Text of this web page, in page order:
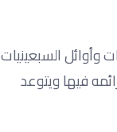
وأوائل السبعينيات
فيها ويتوعد